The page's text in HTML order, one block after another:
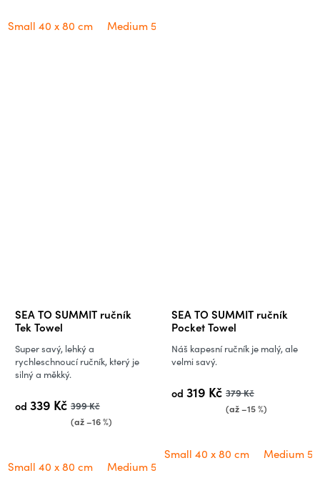
Small 40 x 80 cm Medium 50 x 100 cm
SEA TO SUMMIT ručník
Tek Towel
od 339 Kč 399 Kč
(až –16 %)
Super savý, lehký a
rychleschnoucí ručník, který je
silný a měkký.
Small 40 x 80 cm Medium 50 x 100 cm
SEA TO SUMMIT ručník
Pocket Towel
od 319 Kč 379 Kč
(až –15 %)
Náš kapesní ručník je malý, ale
velmi savý.
Small 40 x 80 cm Medium